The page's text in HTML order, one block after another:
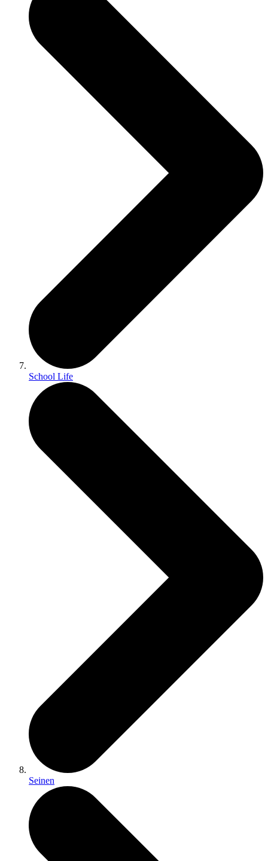
School Life
Seinen